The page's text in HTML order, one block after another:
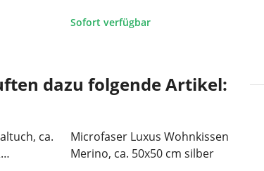
Sofort verfügbar
dazu folgende Artikel:
ca.
Microfaser Luxus Wohnkissen
Merino, ca. 50x50 cm silber